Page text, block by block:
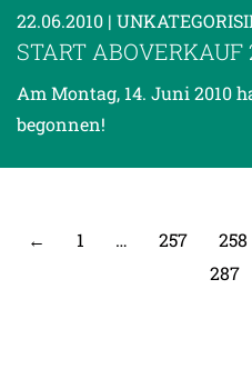
22.06.2010 |
START ABOVERKAUF
Am Montag, 14. Juni 2010
begonnen!
← 1 … 257 258
287